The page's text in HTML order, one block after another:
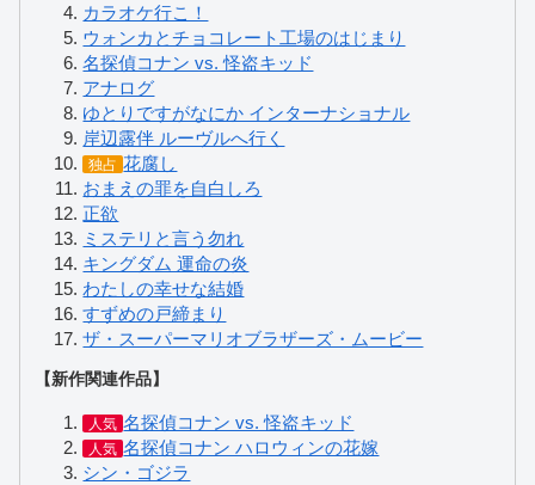
カラオケ行こ！
ウォンカとチョコレート工場のはじまり
名探偵コナン vs. 怪盗キッド
アナログ
ゆとりですがなにか インターナショナル
岸辺露伴 ルーヴルへ行く
独占 花腐し
おまえの罪を自白しろ
正欲
ミステリと言う勿れ
キングダム 運命の炎
わたしの幸せな結婚
すずめの戸締まり
ザ・スーパーマリオブラザーズ・ムービー
【新作関連作品】
人気 名探偵コナン vs. 怪盗キッド
人気 名探偵コナン ハロウィンの花嫁
シン・ゴジラ